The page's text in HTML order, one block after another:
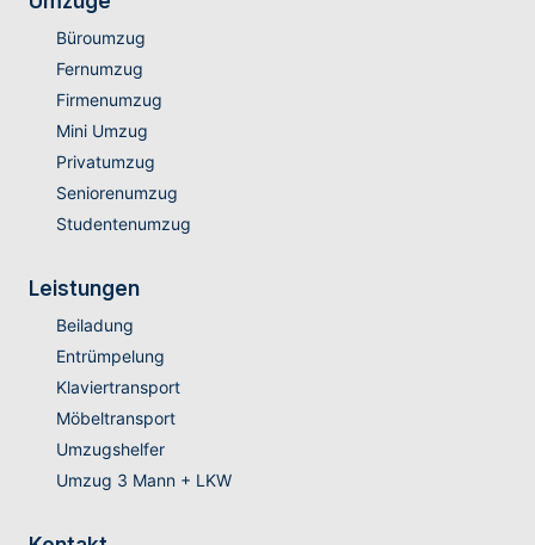
Büroumzug
Fernumzug
Firmenumzug
Mini Umzug
Privatumzug
Seniorenumzug
Studentenumzug
Leistungen
Beiladung
Entrümpelung
Klaviertransport
Möbeltransport
Umzugshelfer
Umzug 3 Mann + LKW